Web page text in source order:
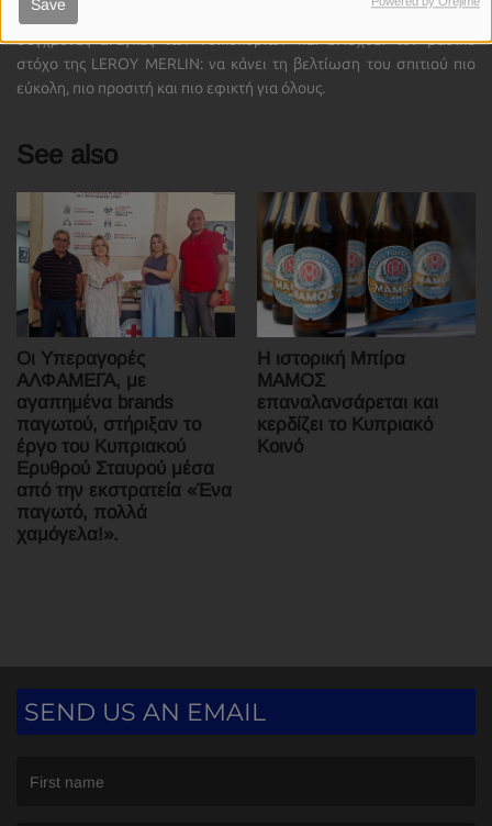
Save
Η πρωτοβουλία αυτή αποτελεί μια ουσιαστική απάντηση στις
σύγχρονες ανάγκες των νοικοκυριών και ενισχύει τον βασικό
στόχο της LEROY MERLIN: να κάνει τη βελτίωση του σπιτιού πιο
εύκολη, πιο προσιτή και πιο εφικτή για όλους.
See also
Οι Υπεραγορές
ΑΛΦΑΜΕΓΑ, με
αγαπημένα brands
παγωτού, στήριξαν το
έργο του Κυπριακού
Ερυθρού Σταυρού μέσα
από την εκστρατεία «Ένα
παγωτό, πολλά
χαμόγελα!».
Η ιστορική Μπίρα
ΜΑΜΟΣ
επαναλανσάρεται και
κερδίζει το Κυπριακό
Κοινό
SEND US AN EMAIL